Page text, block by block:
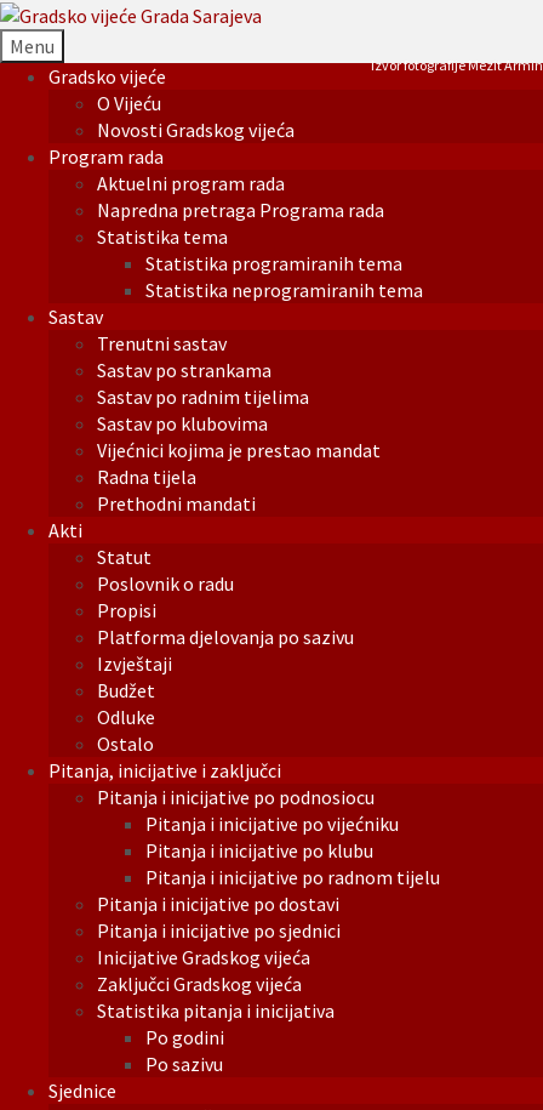
Menu
Gradsko vijeće
O Vijeću
Novosti Gradskog vijeća
Program rada
Aktuelni program rada
Napredna pretraga Programa rada
Statistika tema
Statistika programiranih tema
Statistika neprogramiranih tema
Sastav
Trenutni sastav
Sastav po strankama
Sastav po radnim tijelima
Sastav po klubovima
Vijećnici kojima je prestao mandat
Radna tijela
Prethodni mandati
Akti
Statut
Poslovnik o radu
Propisi
Platforma djelovanja po sazivu
Izvještaji
Budžet
Odluke
Ostalo
Pitanja, inicijative i zaključci
Pitanja i inicijative po podnosiocu
Pitanja i inicijative po vijećniku
Pitanja i inicijative po klubu
Pitanja i inicijative po radnom tijelu
Pitanja i inicijative po dostavi
Pitanja i inicijative po sjednici
Inicijative Gradskog vijeća
Zaključci Gradskog vijeća
Statistika pitanja i inicijativa
Po godini
Po sazivu
Sjednice
Izvor fotografije Mezit Armin